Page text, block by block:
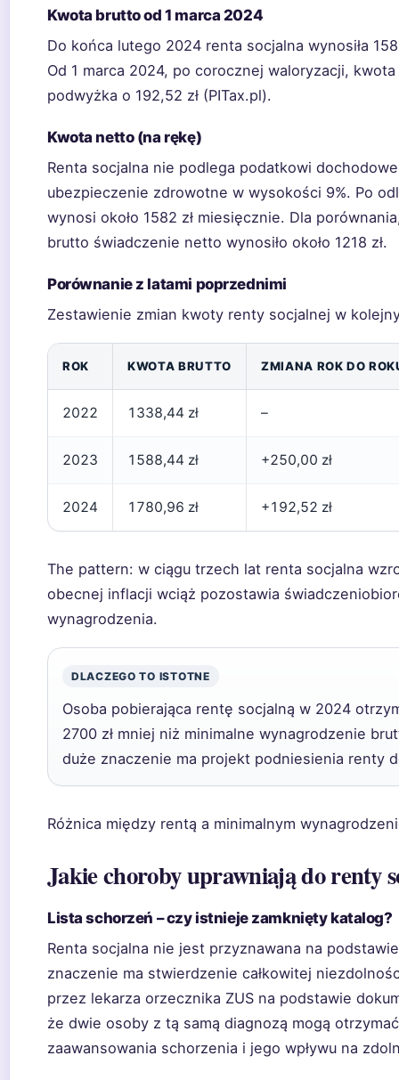
Kwota brutto od 1 marca 2024
Do końca lutego 2024 renta socjalna wynosiła
Od 1 marca 2024, po corocznej waloryzacji,
podwyżka o 192,52 zł (PITax.pl).
Kwota netto (na rękę)
Renta socjalna nie podlega podatkowi
ubezpieczenie zdrowotne w wysokości 9%. Po
wynosi około 1582 zł miesięcznie. Dla
brutto świadczenie netto wynosiło około 1218 zł.
Porównanie z latami poprzednimi
Zestawienie zmian kwoty renty socjalnej w
ROK KWOTA BRUTTO ZMIANA ROK DO
2022 1338,44 zł –
2023 1588,44 zł +250,00 zł
2024 1780,96 zł +192,52 zł
The pattern: w ciągu trzech lat renta socjalna
obecnej inflacji wciąż pozostawia
wynagrodzenia.
DLACZEGO TO ISTOTNE
Osoba pobierająca rentę socjalną w 2024
2700 zł mniej niż minimalne wynagrodzenie
duże znaczenie ma projekt podniesienia renty
Różnica między rentą a minimalnym
Jakie choroby uprawniają do renty
Lista schorzeń – czy istnieje zamknięty katalog?
Renta socjalna nie jest przyznawana na
znaczenie ma stwierdzenie całkowitej
przez lekarza orzecznika ZUS na podstawie
że dwie osoby z tą samą diagnozą mogą
zaawansowania schorzenia i jego wpływu na